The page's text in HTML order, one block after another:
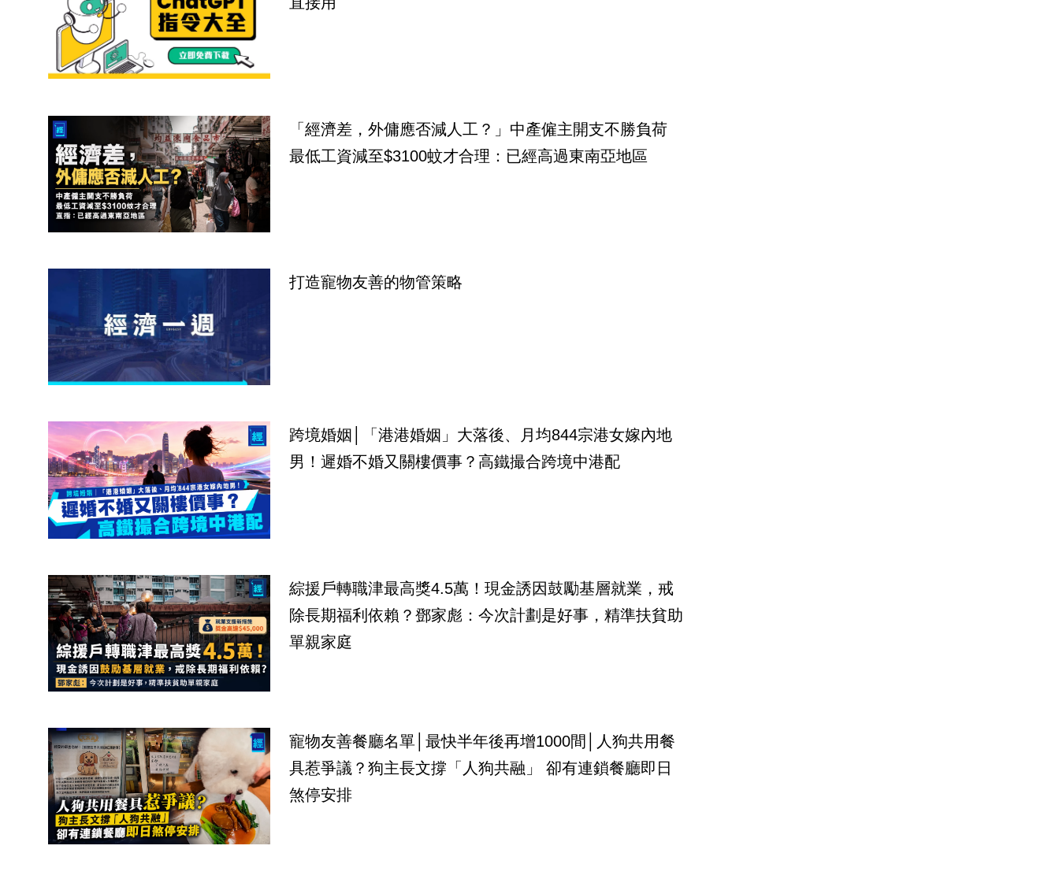
「經濟差，外傭應否減人工？」中產僱主開支不勝負荷
最低工資減至$3100蚊才合理：已經高過東南亞地區
打造寵物友善的物管策略
跨境婚姻│「港港婚姻」大落後、月均844宗港女嫁內地
男！遲婚不婚又關樓價事？高鐵撮合跨境中港配
綜援戶轉職津最高獎4.5萬！現金誘因鼓勵基層就業，戒
除長期福利依賴？鄧家彪：今次計劃是好事，精準扶貧助
單親家庭
寵物友善餐廳名單│最快半年後再增1000間│人狗共用餐
具惹爭議？狗主長文撐「人狗共融」 卻有連鎖餐廳即日
煞停安排